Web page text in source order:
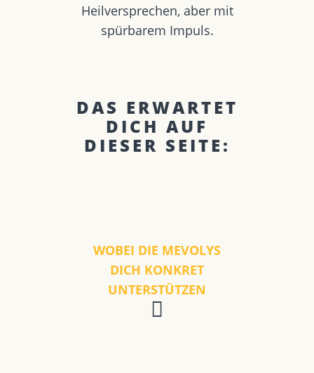
Heilversprechen, aber mit
spürbarem Impuls.
DAS ERWARTET
DICH AUF
DIESER SEITE:
WOBEI DIE MEVOLYS
DICH KONKRET
UNTERSTÜTZEN